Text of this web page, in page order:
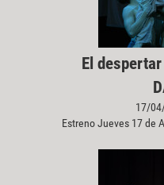
El
17/
Estreno Jueves 17 de